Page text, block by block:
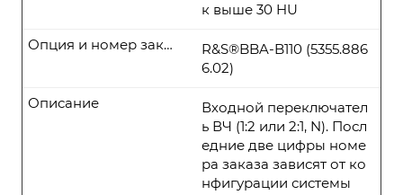
к выше 30 HU
R&S®BBA-B110 (5355.886
6.02)
Опция и номер заказа
Входной переключател
ь ВЧ (1:2 или 2:1, N). Посл
едние две цифры номе
ра заказа зависят от ко
нфигурации системы
Описание